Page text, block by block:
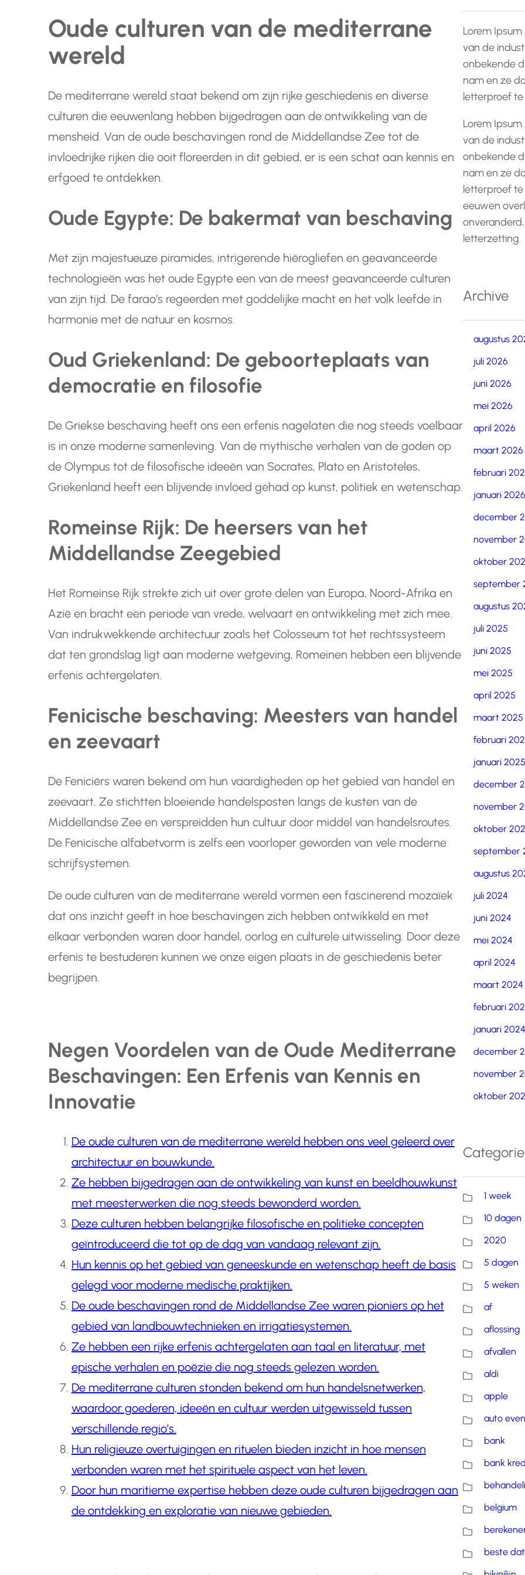
Oude culturen van de mediterrane
wereld
De mediterrane wereld staat bekend om zijn rijke geschiedenis en diverse
culturen die eeuwenlang hebben bijgedragen aan de ontwikkeling van de
mensheid. Van de oude beschavingen rond de Middellandse Zee tot de
invloedrijke rijken die ooit floreerden in dit gebied, er is een schat aan kennis en
erfgoed te ontdekken.
Oude Egypte: De bakermat van beschaving
Met zijn majestueuze piramides, intrigerende hiërogliefen en geavanceerde
technologieën was het oude Egypte een van de meest geavanceerde culturen
van zijn tijd. De farao’s regeerden met goddelijke macht en het volk leefde in
harmonie met de natuur en kosmos.
Oud Griekenland: De geboorteplaats van
democratie en filosofie
De Griekse beschaving heeft ons een erfenis nagelaten die nog steeds voelbaar
is in onze moderne samenleving. Van de mythische verhalen van de goden op
de Olympus tot de filosofische ideeën van Socrates, Plato en Aristoteles,
Griekenland heeft een blijvende invloed gehad op kunst, politiek en wetenschap.
Romeinse Rijk: De heersers van het
Middellandse Zeegebied
Het Romeinse Rijk strekte zich uit over grote delen van Europa, Noord-Afrika en
Azië en bracht een periode van vrede, welvaart en ontwikkeling met zich mee.
Van indrukwekkende architectuur zoals het Colosseum tot het rechtssysteem
dat ten grondslag ligt aan moderne wetgeving, Romeinen hebben een blijvende
erfenis achtergelaten.
Fenicische beschaving: Meesters van handel
en zeevaart
De Feniciërs waren bekend om hun vaardigheden op het gebied van handel en
zeevaart. Ze stichtten bloeiende handelsposten langs de kusten van de
Middellandse Zee en verspreidden hun cultuur door middel van handelsroutes.
De Fenicische alfabetvorm is zelfs een voorloper geworden van vele moderne
schrijfsystemen.
De oude culturen van de mediterrane wereld vormen een fascinerend mozaïek
dat ons inzicht geeft in hoe beschavingen zich hebben ontwikkeld en met
elkaar verbonden waren door handel, oorlog en culturele uitwisseling. Door deze
erfenis te bestuderen kunnen we onze eigen plaats in de geschiedenis beter
begrijpen.
Negen Voordelen van de Oude Mediterrane
Beschavingen: Een Erfenis van Kennis en
Innovatie
De oude culturen van de mediterrane wereld hebben ons veel geleerd over
architectuur en bouwkunde.
Ze hebben bijgedragen aan de ontwikkeling van kunst en beeldhouwkunst
met meesterwerken die nog steeds bewonderd worden.
Deze culturen hebben belangrijke filosofische en politieke concepten
geïntroduceerd die tot op de dag van vandaag relevant zijn.
Hun kennis op het gebied van geneeskunde en wetenschap heeft de basis
gelegd voor moderne medische praktijken.
De oude beschavingen rond de Middellandse Zee waren pioniers op het
gebied van landbouwtechnieken en irrigatiesystemen.
Ze hebben een rijke erfenis achtergelaten aan taal en literatuur, met
epische verhalen en poëzie die nog steeds gelezen worden.
De mediterrane culturen stonden bekend om hun handelsnetwerken,
waardoor goederen, ideeën en cultuur werden uitgewisseld tussen
verschillende regio’s.
Hun religieuze overtuigingen en rituelen bieden inzicht in hoe mensen
verbonden waren met het spirituele aspect van het leven.
Door hun maritieme expertise hebben deze oude culturen bijgedragen aan
de ontdekking en exploratie van nieuwe gebieden.
Lorem
van de
onbekende
nam en ze
letterproef te
Lorem
van de
onbekende
nam en ze
letterproef te
eeuwen
letterzetting.
Archive
augustus
juli 2026
juni 2026
mei 2026
april 2026
maart 2026
februari
januari 2026
december
november
oktober
september
augustus
juli 2025
juni 2025
mei 2025
april 2025
maart 2025
februari
januari 2025
december
november
oktober
september
augustus
juli 2024
juni 2024
mei 2024
april 2024
maart 2024
februari
januari 2024
december
november
oktober
1 week
10 dagen
2020
5 dagen
5 weken
af
aflossing
afvallen
aldi
apple
auto
bank
bank
belgium
beste